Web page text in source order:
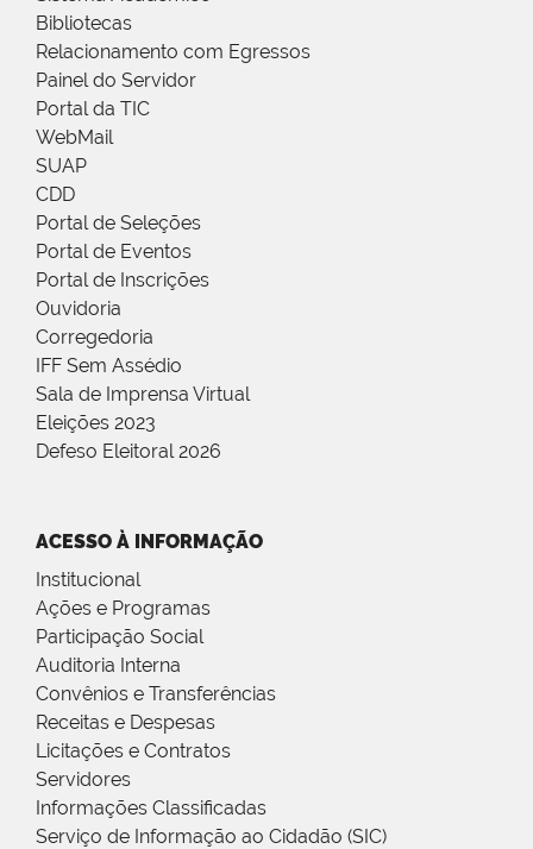
Bibliotecas
Relacionamento com Egressos
Painel do Servidor
Portal da TIC
WebMail
SUAP
CDD
Portal de Seleções
Portal de Eventos
Portal de Inscrições
Ouvidoria
Corregedoria
IFF Sem Assédio
Sala de Imprensa Virtual
Eleições 2023
Defeso Eleitoral 2026
ACESSO À INFORMAÇÃO
Institucional
Ações e Programas
Participação Social
Auditoria Interna
Convênios e Transferências
Receitas e Despesas
Licitações e Contratos
Servidores
Informações Classificadas
Serviço de Informação ao Cidadão (SIC)